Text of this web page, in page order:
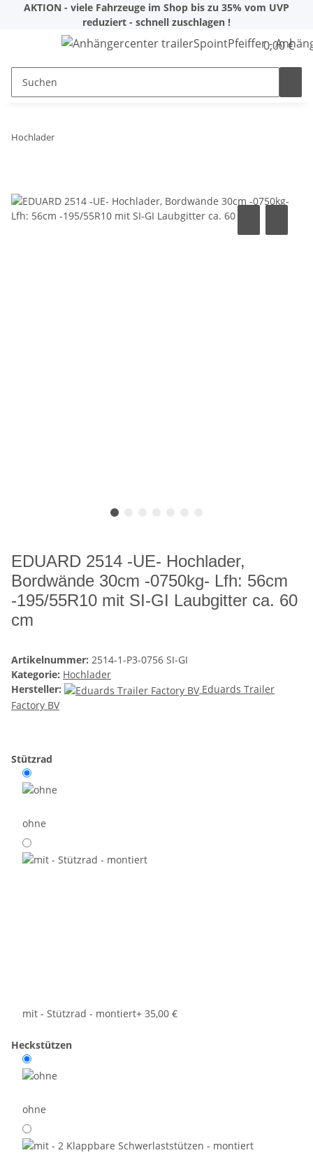
AKTION - viele Fahrzeuge im Shop bis zu 35% vom UVP
reduziert - schnell zuschlagen !
0,00 €
Hochlader
EDUARD 2514 -UE- Hochlader,
Bordwände 30cm -0750kg- Lfh: 56cm
-195/55R10 mit SI-GI Laubgitter ca. 60
cm
Artikelnummer: 2514-1-P3-0756 SI-GI
Kategorie: Hochlader
Hersteller:
Eduards Trailer
Factory BV
Stützrad
ohne
mit - Stützrad - montiert+ 35,00 €
Heckstützen
ohne